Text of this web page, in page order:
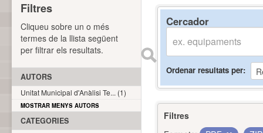
Cercador
Ordenar resultats per
Filtres
Filtres
Cliqueu sobre un o més
termes de la llista següent
per filtrar els resultats.
AUTORS
Unitat Municipal d'Anàlisi Te... (1)
MOSTRAR MENYS AUTORS
CATEGORIES